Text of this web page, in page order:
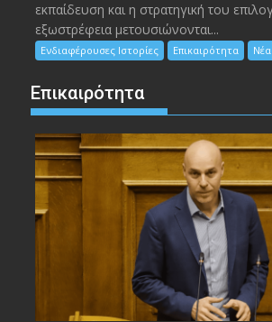
εκπαίδευση και η στρατηγική του
εξωστρέφεια μετουσιώνονται...
Ενδιαφέρουσες Ιστορίες Επικαιρότητα
Επικαιρότητα